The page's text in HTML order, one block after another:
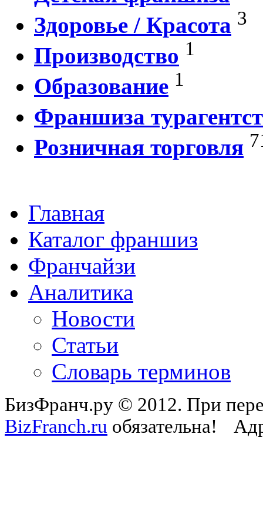
Здоровье / Красота 3
Производство 1
Образование 1
Франшиза
Розничная торговля
Главная
Каталог франшиз
Франчайзи
Аналитика
Новости
Статьи
Словарь терминов
БизФранч.ру © 2012. При
BizFranch.ru обязательна!